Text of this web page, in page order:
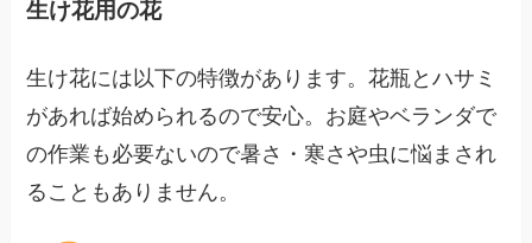
生け花用の花
生け花には以下の特徴があります。花瓶とハサミ
があれば始められるので安心。お庭やベランダで
の作業も必要ないので暑さ・寒さや虫に悩まされ
ることもありません。